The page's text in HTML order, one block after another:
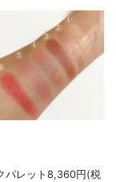
パレット8,360円(税